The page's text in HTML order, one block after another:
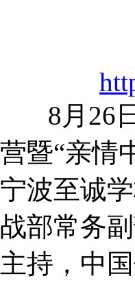
8月26日
营暨“亲情
宁波至诚
战部常务
主持，中